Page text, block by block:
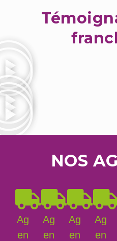
NOS
Ag
en
Ag
en
Ag
en
Ag
en